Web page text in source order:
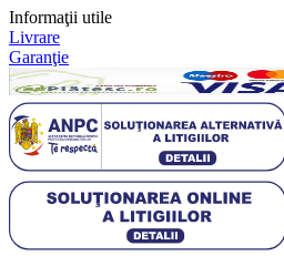
Informaţii utile
Livrare
Garanţie